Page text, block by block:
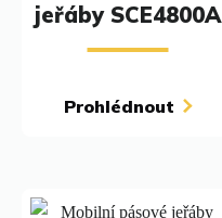
jeřáby SCE4800A
Prohlédnout